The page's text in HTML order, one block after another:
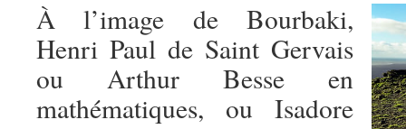
À l’image de Bourbaki,
Henri Paul de Saint Gervais
ou Arthur Besse en
mathématiques, ou Isadore